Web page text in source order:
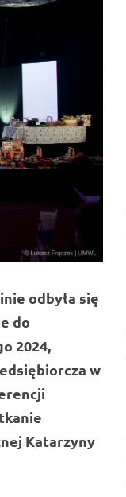
odbyła się
do
2024,
w
Katarzyny